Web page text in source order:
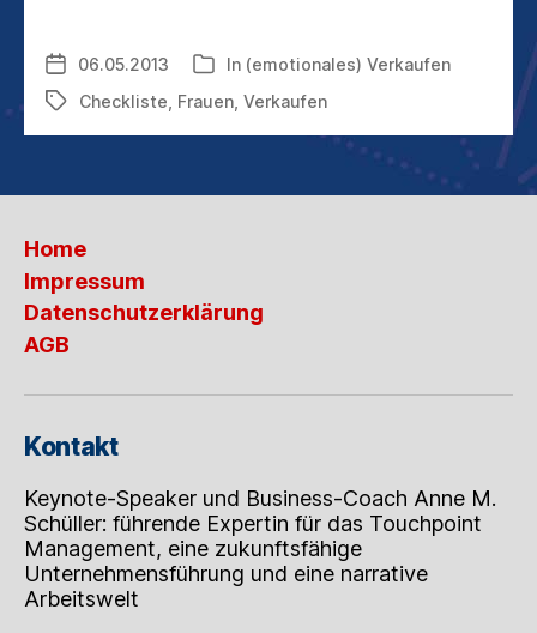
UMSATZSCHATZ
Veröffentlichungsdatum
06.05.2013 Kategorien
In (emotionales) Verkaufen
Schlagwörter
Checkliste Frauen Verkaufen
Home
Impressum
Datenschutzerklärung
AGB
Kontakt
Keynote-Speaker und Business-Coach Anne M.
Schüller: führende Expertin für das Touchpoint
Management, eine zukunftsfähige
Unternehmensführung und eine narrative
Arbeitswelt